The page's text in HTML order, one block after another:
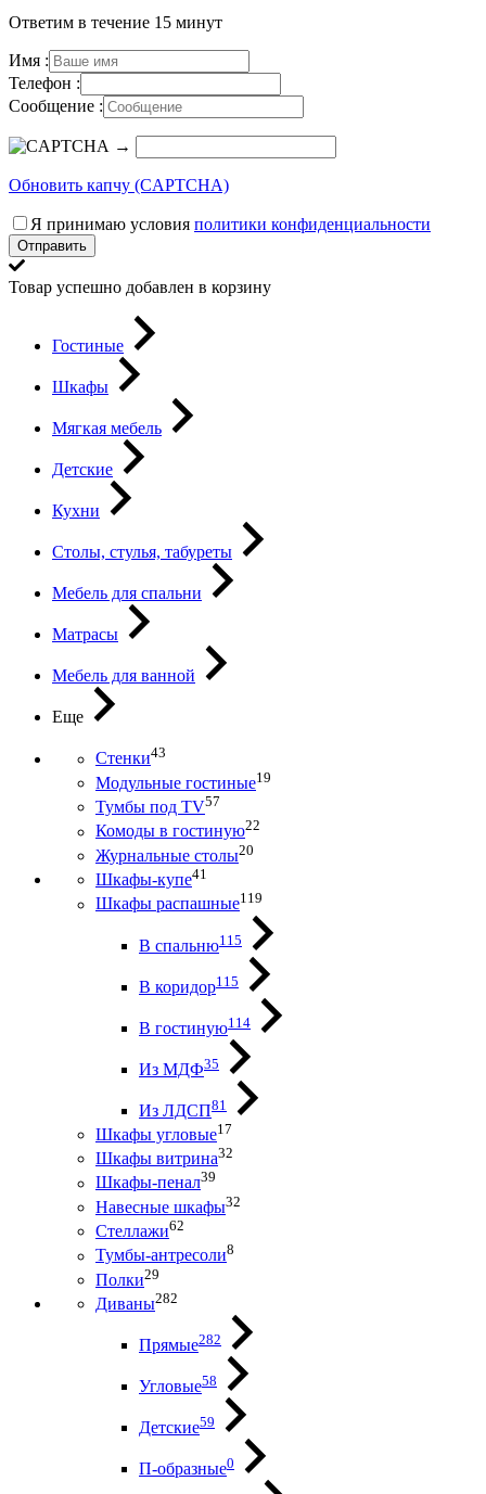
Ответим в течение 15 минут
Имя :
Телефон :
Сообщение :
→
Обновить капчу (CAPTCHA)
Я принимаю условия политики конфиденциальности
Отправить
Товар успешно добавлен в корзину
Гостиные
Шкафы
Мягкая мебель
Детские
Кухни
Столы, стулья, табуреты
Мебель для спальни
Матрасы
Мебель для ванной
Еще
Стенки43
Модульные гостиные19
Тумбы под ТV57
Комоды в гостиную22
Журнальные столы20
Шкафы-купе41
Шкафы распашные119
В спальню115
В коридор115
В гостиную114
Из МДФ35
Из ЛДСП81
Шкафы угловые17
Шкафы витрина32
Шкафы-пенал39
Навесные шкафы32
Стеллажи62
Тумбы-антресоли8
Полки29
Диваны282
Прямые282
Угловые58
Детские59
П-образные0